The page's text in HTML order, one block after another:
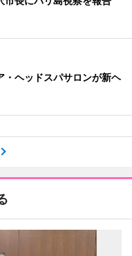
・ヘッドスパサロンが新ヘ